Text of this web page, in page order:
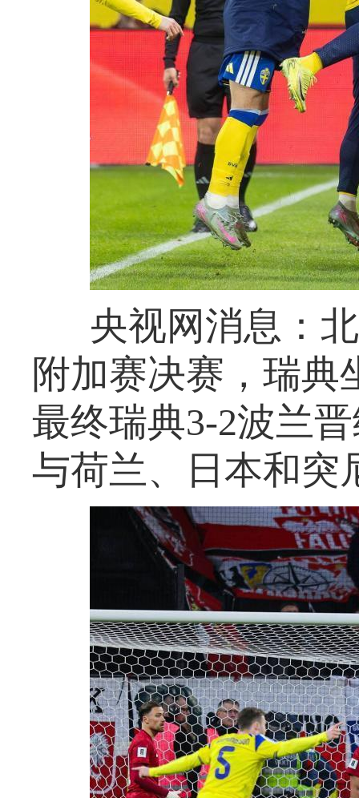
央视网消息：
附加赛决赛，瑞典
最终瑞典3-2波兰
与荷兰、日本和突